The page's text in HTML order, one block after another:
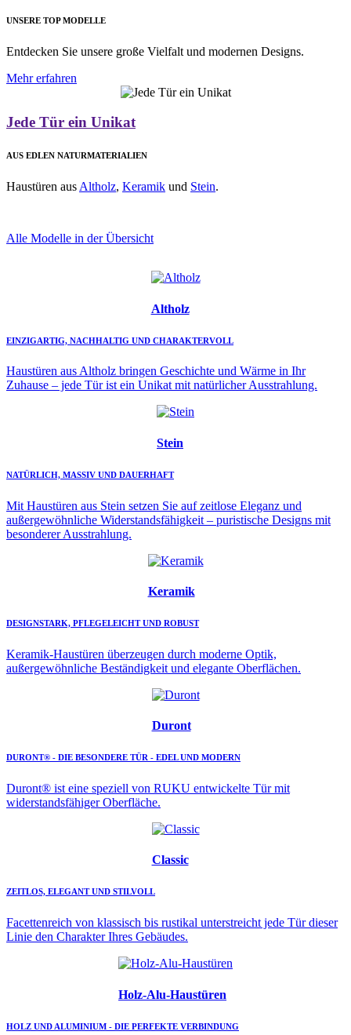
UNSERE TOP MODELLE
Entdecken Sie unsere große Vielfalt und modernen Designs.
Mehr erfahren
Jede Tür ein Unikat
AUS EDLEN NATURMATERIALIEN
Haustüren aus Altholz, Keramik und Stein.
Alle Modelle in der Übersicht
Altholz
EINZIGARTIG, NACHHALTIG UND CHARAKTERVOLL
Haustüren aus Altholz bringen Geschichte und Wärme in Ihr
Zuhause – jede Tür ist ein Unikat mit natürlicher Ausstrahlung.
Stein
NATÜRLICH, MASSIV UND DAUERHAFT
Mit Haustüren aus Stein setzen Sie auf zeitlose Eleganz und
außergewöhnliche Widerstandsfähigkeit – puristische Designs mit
besonderer Ausstrahlung.
Keramik
DESIGNSTARK, PFLEGELEICHT UND ROBUST
Keramik-Haustüren überzeugen durch moderne Optik,
außergewöhnliche Beständigkeit und elegante Oberflächen.
Duront
DURONT® - DIE BESONDERE TÜR - EDEL UND MODERN
Duront® ist eine speziell von RUKU entwickelte Tür mit
widerstandsfähiger Oberfläche.
Classic
ZEITLOS, ELEGANT UND STILVOLL
Facettenreich von klassisch bis rustikal unterstreicht jede Tür dieser
Linie den Charakter Ihres Gebäudes.
Holz-Alu-Haustüren
HOLZ UND ALUMINIUM - DIE PERFEKTE VERBINDUNG